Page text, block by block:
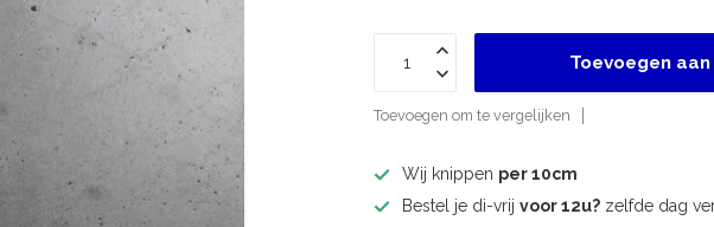
Toevoegen
Toevoegen om te vergelijken
Wij knippen per 10cm
Bestel je di-vrijvoor 12u? zelfde dag